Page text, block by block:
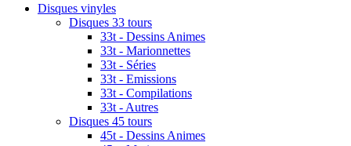
Disques vinyles
Disques 33 tours
33t - Dessins Animes
33t - Marionnettes
33t - Séries
33t - Emissions
33t - Compilations
33t - Autres
Disques 45 tours
45t - Dessins Animes